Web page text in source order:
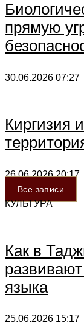
прямую
30.06.2026 07:27
Киргизия
26.06.202620:17
Все записи
КУЛЬТУРА
Как в
языка
25.06.2026 15:17